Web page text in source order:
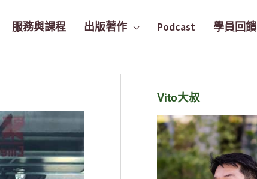
服務與課程 出版著作 Podcast 學員回饋
Vito大叔